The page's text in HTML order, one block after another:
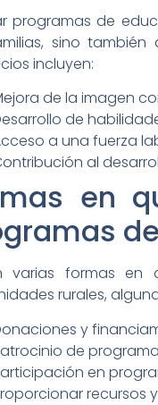
programas de
sino
incluyen:
de la imagen
de
a una fuerza
al
en
varias formas
rurales,
y
de
en
recursos